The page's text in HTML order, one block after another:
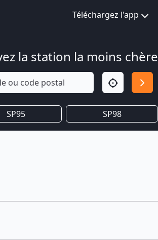
Téléchargez l'app
la station la moins chère
SP95 SP98